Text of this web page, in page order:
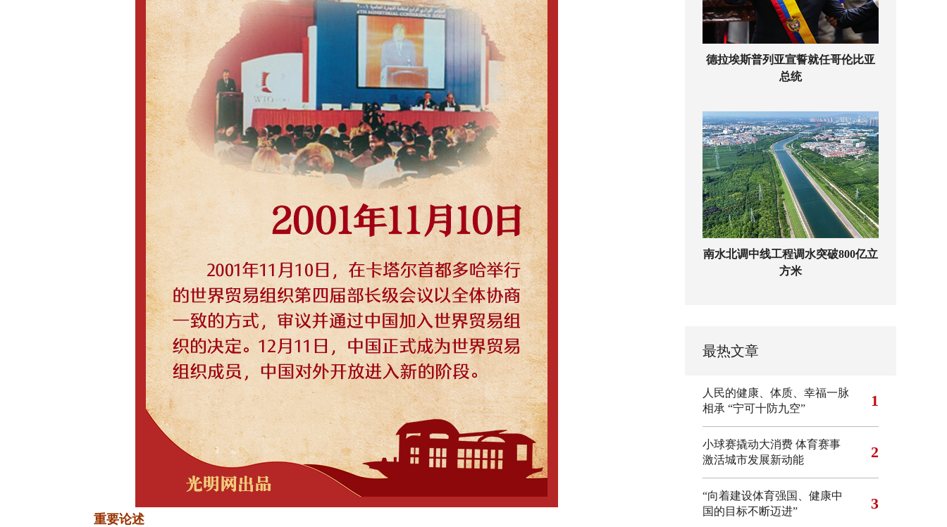
重要论述
德拉埃斯普列亚宣誓就任哥伦比亚
总统
南水北调中线工程调水突破800亿立
方米
最热文章
人民的健康、体质、幸福一脉
相承 “宁可十防九空” 1
小球赛撬动大消费 体育赛事
激活城市发展新动能
2
“向着建设体育强国、健康中
国的目标不断迈进”
3